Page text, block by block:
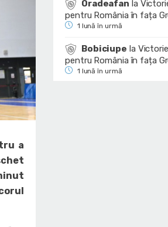
a
Oradeafan la
pentru România în fața
1 lună în urmă
Bobiciupe la
pentru România în fața
1 lună în urmă